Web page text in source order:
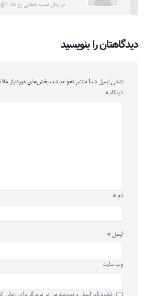
در زمان نصب خطایی رخ داد: <strong> </strong>
دیدگاهتان را بنویسید
نشانی ایمیل شما منتشر نخواهد شد. بخش‌های موردنیاز
دیدگاه *
نام *
ایمیل *
وب‌ سایت